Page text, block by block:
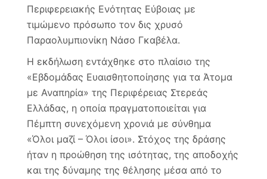
Περιφερειακής Ενότητας Εύβοιας με
τιμώμενο πρόσωπο τον δις χρυσό
Παραολυμπιονίκη Νάσο Γκαβέλα.
Η εκδήλωση εντάχθηκε στο πλαίσιο της
«Εβδομάδας Ευαισθητοποίησης για τα Άτομα
με Αναπηρία» της Περιφέρειας Στερεάς
Ελλάδας, η οποία πραγματοποιείται για
Πέμπτη συνεχόμενη χρονιά με σύνθημα
«Όλοι μαζί – Όλοι ίσοι». Στόχος της δράσης
ήταν η προώθηση της ισότητας, της αποδοχής
και της δύναμης της θέλησης μέσα από το